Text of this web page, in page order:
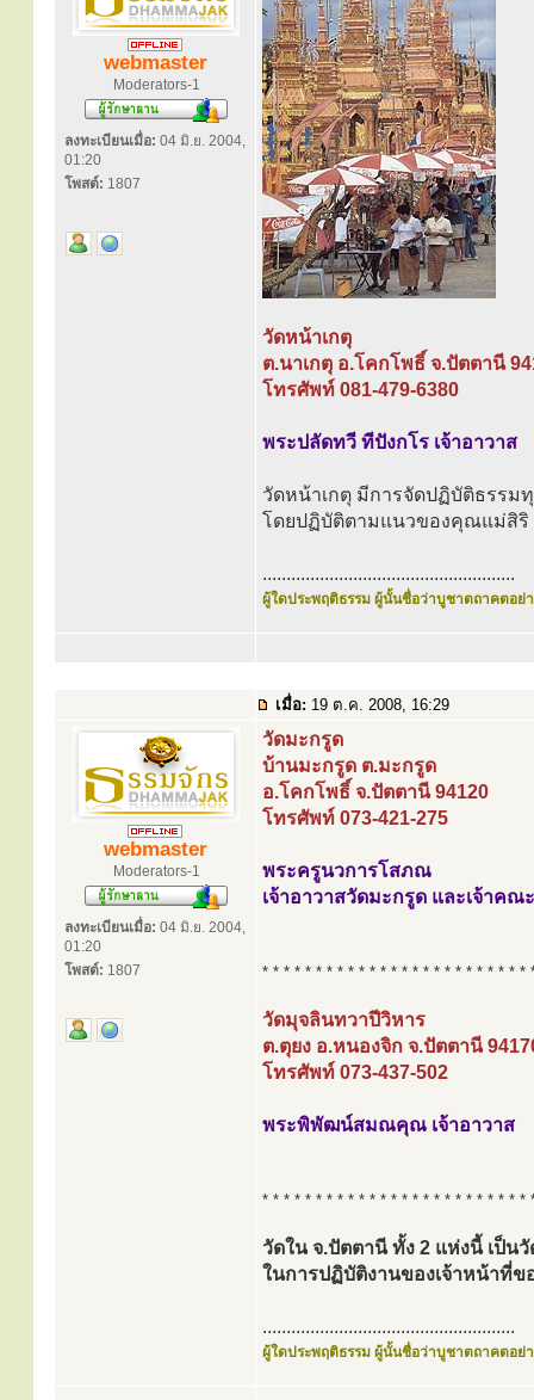
webmaster
Moderators-1
ลงทะเบียนเมื่อ: 04 มิ.ย. 2004,
01:20
โพสต์: 1807
วัดหน้าเกตุ
ต.นาเกตุ อ.โคกโพธิ์ จ.ปัตตานี
โทรศัพท์ 081-479-6380
พระปลัดทวี ทีปังกโร เจ้าอาวาส
วัดหน้าเกตุ มีการจัดปฏิบัติธรรม
โดยปฏิบัติตามแนวของคุณแม่สิริ
.....................................................
ผู้ใดประพฤติธรรม ผู้นั้นชื่อว่าบูชาตถาคตอย่า
เมื่อ: 19 ต.ค. 2008, 16:29
webmaster
Moderators-1
ลงทะเบียนเมื่อ: 04 มิ.ย. 2004,
01:20
โพสต์: 1807
วัดมะกรูด
บ้านมะกรูด ต.มะกรูด
อ.โคกโพธิ์ จ.ปัตตานี 94120
โทรศัพท์ 073-421-275
พระครูนวการโสภณ
เจ้าอาวาสวัดมะกรูด และเจ้าคณ
* * * * * * * * * * * * * * * * * * * * * * * * *
วัดมุจลินทวาปีวิหาร
ต.ตุยง อ.หนองจิก จ.ปัตตานี
โทรศัพท์ 073-437-502
พระพิพัฒน์สมณคุณ เจ้าอาวาส
* * * * * * * * * * * * * * * * * * * * * * * * *
วัดใน จ.ปัตตานี ทั้ง 2 แห่งนี้ เป็น
ในการปฏิบัติงานของเจ้าหน้าที่
.....................................................
ผู้ใดประพฤติธรรม ผู้นั้นชื่อว่าบูชาตถาคตอย่า